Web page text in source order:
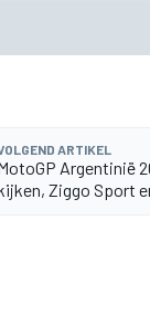
ARTIKEL
Argentinië
Ziggo Sport